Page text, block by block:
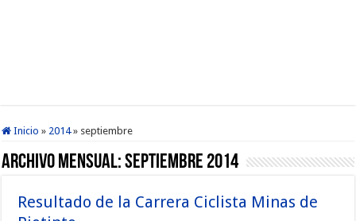
Inicio » 2014 » septiembre
Archivo mensual:septiembre 2014
Resultado de la Carrera Ciclista Minas de